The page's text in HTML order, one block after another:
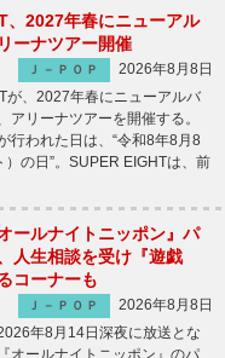
、2027年春にニューアル
ーナツアー開催
Ｊ－ＰＯＰ
2026年8月8日
、2027年春にニューアルバ
アリーナツアーを開催する。
行われた日は、“令和8年8月8
の日”。SUPER EIGHTは、前
ールナイトニッポン』パ
人生相談を受け『遊戯
コーナーも
Ｊ－ＰＯＰ
2026年8月8日
年8月14日深夜に放送とな
オールナイトニッポン』のパ